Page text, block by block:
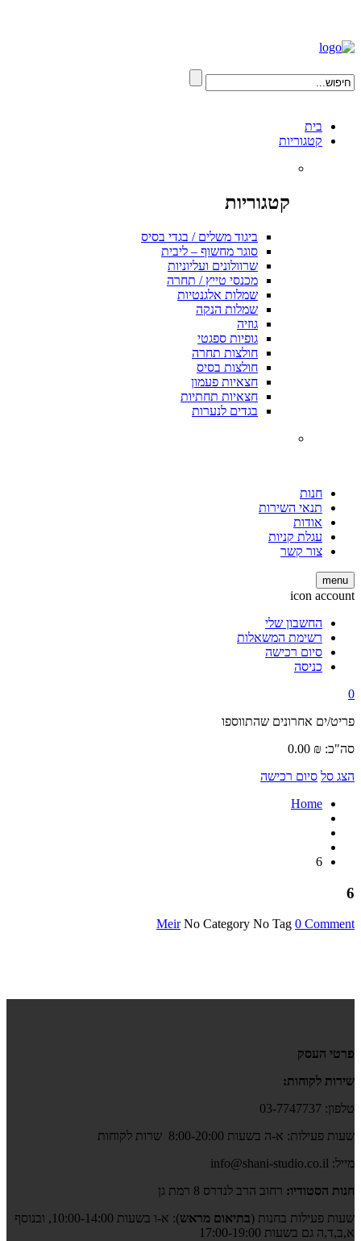
בית
קטגוריות
קטגוריות
ביגוד משלים / בגדי בסיס
סוגר מחשוף – ליבית
שרוולונים ועליוניות
מכנסי טייץ / תחרה
שמלות אלגנטיות
שמלות הנקה
גוזיה
גופיות ספגטי
חולצות תחרה
חולצות בסיס
חצאיות פעמון
חצאיות תחתיות
בגדים לנערות
חנות
תנאי השירות
אודות
עגלת קניות
צור קשר
menu
icon account
החשבון שלי
רשימת המשאלות
סיום רכישה
כניסה
0
פריט/ים אחרונים שהתווספו
סה"כ:
0.00 ₪
הצג סל סיום רכישה
Home
6
6
Meir No Category No Tag 0 Comment
פרטי העסק
שירות לקוחות:
טלפון: 03-7747737
שעות פעילות: א-ה בשעות 8:00-20:00 שרות לקוחות
מייל: info@shani-studio.co.il
חנות הסטודיו: רחוב הרב לנדרס 8 רמת גן
שעות פעילות בחנות (בתיאום מראש
): א-ו בשעות 10:00-14:00, ובנוסף
א,ב,ד,ה גם בשעות 17:00-19:00